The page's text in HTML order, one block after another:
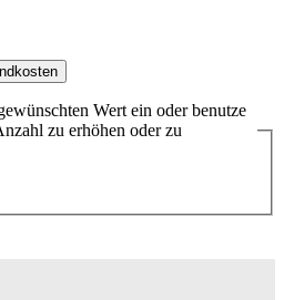
Wert ein oder benutze
zu erhöhen oder zu